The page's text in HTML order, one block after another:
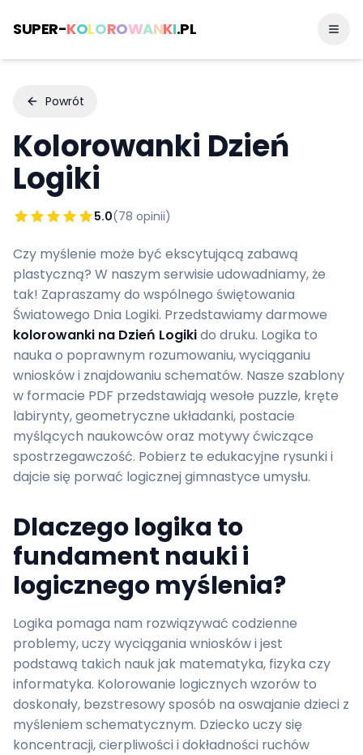
SUPER-KOLOROWANKI.PL
Powrót
Kolorowanki Dzień
Logiki
5.0(78 opinii)
Czy myślenie może być ekscytującą zabawą
plastyczną? W naszym serwisie udowadniamy, że
tak! Zapraszamy do wspólnego świętowania
Światowego Dnia Logiki. Przedstawiamy darmowe
kolorowanki na Dzień Logikido druku. Logika to
nauka o poprawnym rozumowaniu, wyciąganiu
wniosków i znajdowaniu schematów. Nasze szablony
w formacie PDF przedstawiają wesołe puzzle, kręte
labirynty, geometryczne układanki, postacie
myślących naukowców oraz motywy ćwiczące
spostrzegawczość. Pobierz te edukacyjne rysunki i
dajcie się porwać logicznej gimnastyce umysłu.
Dlaczego logika to
fundament nauki i
logicznego myślenia?
Logika pomaga nam rozwiązywać codzienne
problemy, uczy wyciągania wniosków i jest
podstawą takich nauk jak matematyka, fizyka czy
informatyka. Kolorowanie logicznych wzorów to
doskonały, bezstresowy sposób na oswajanie dzieci z
myśleniem schematycznym. Dziecko uczy się
koncentracji, cierpliwości i dokładności ruchów